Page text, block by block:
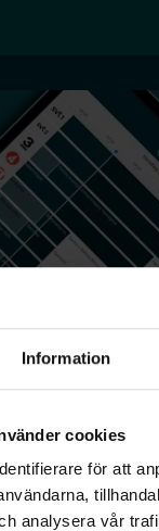
Information
cookies
för att
analysera vår
från Sappa har
där du kan